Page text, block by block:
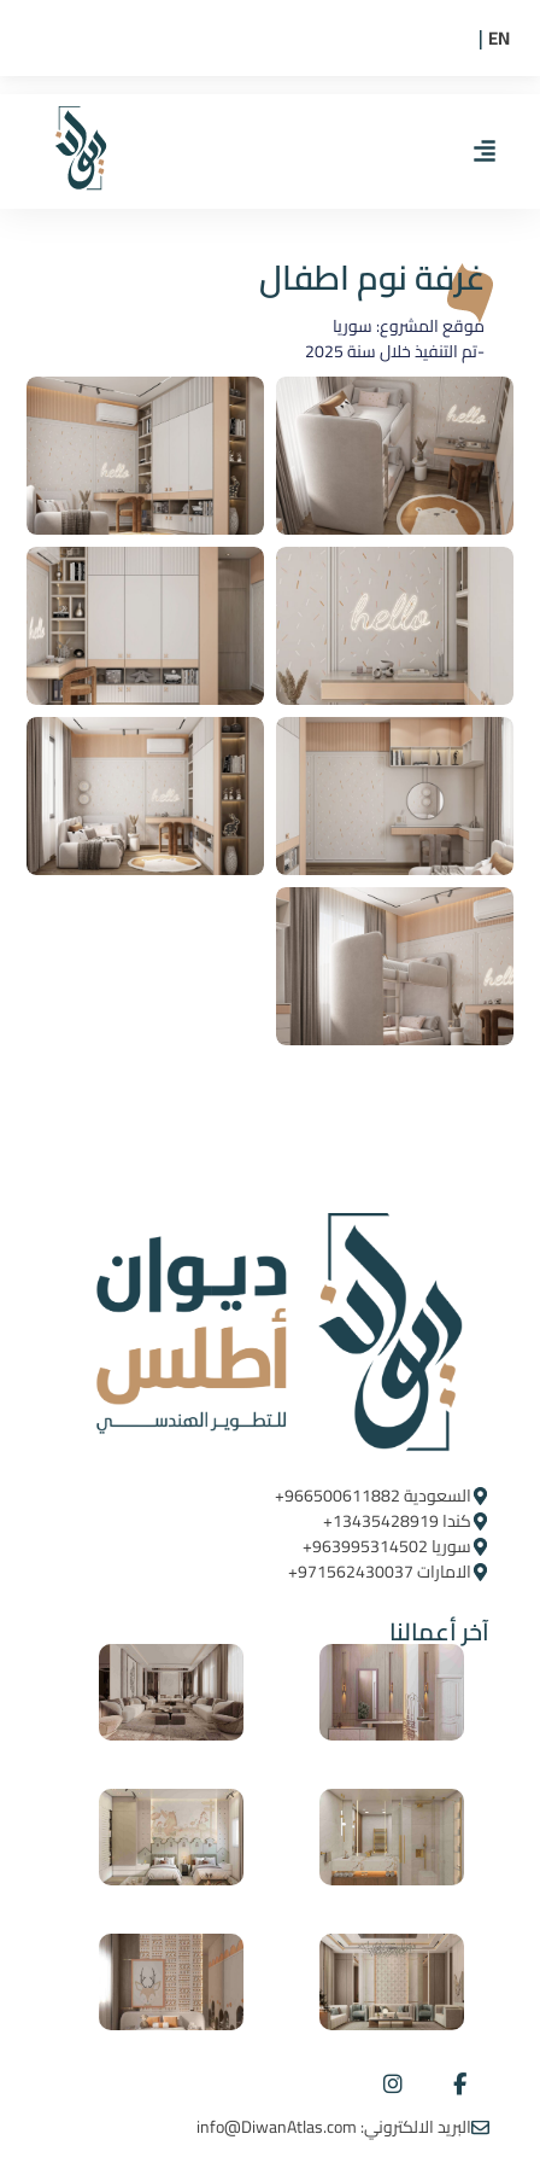
EN
|
غرفة نوم اطفال
موقع المشروع: سوريا
-تم التنفيذ خلال سنة2025
السعودية ‪+966500611882‬ ‪ ‪
كندا ‪+13435428919
سوريا ‪+963995314502
الامارات ‪+971562430037
آخر أعمالنا
البريد الالكتروني: info@DiwanAtlas.com